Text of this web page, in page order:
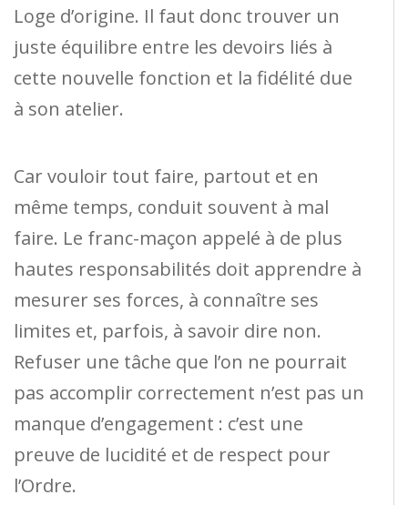
Loge d’origine. Il faut donc trouver un
juste équilibre entre les devoirs liés à
cette nouvelle fonction et la fidélité due
à son atelier.
Car vouloir tout faire, partout et en
même temps, conduit souvent à mal
faire. Le franc-maçon appelé à de plus
hautes responsabilités doit apprendre à
mesurer ses forces, à connaître ses
limites et, parfois, à savoir dire non.
Refuser une tâche que l’on ne pourrait
pas accomplir correctement n’est pas un
manque d’engagement : c’est une
preuve de lucidité et de respect pour
l’Ordre.